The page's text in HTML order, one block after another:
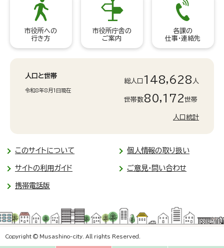
市役所への
行き方
市役所庁舎の
ご案内
各課の
仕事・連絡先
人口と世帯
令和8年8月1日現在
総人口 148,628 人
世帯数80,172世帯
人口統計
このサイトについて 個人情報の取り扱い
サイトの利用ガイド ご意見・問い合わせ
携帯電話版
Copyright © Musashino-city. All rights Reserved.